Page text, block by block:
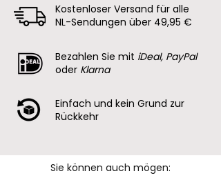
Kostenloser Versand für alle
NL-Sendungen über 49,95 €
Bezahlen Sie mit iDeal, PayPal
oder Klarna
Einfach und kein Grund zur
Rückkehr
Sie können auch mögen: